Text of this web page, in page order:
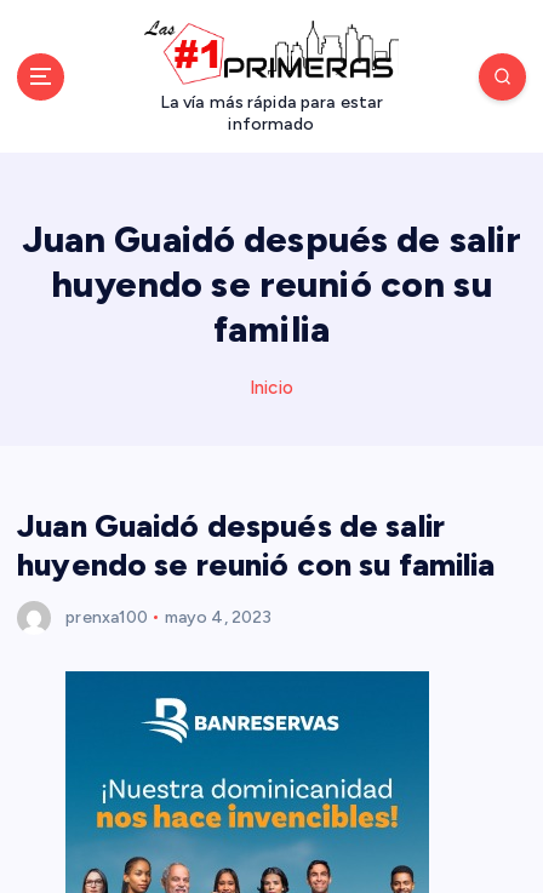
La vía más rápida para estar
informado
Juan Guaidó después de salir
huyendo se reunió con su
familia
Inicio
Juan Guaidó después de salir
huyendo se reunió con su familia
prenxa100 mayo 4, 2023